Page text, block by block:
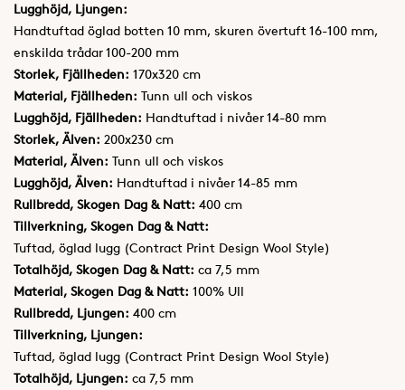
Lugghöjd, Ljungen:
Handtuftad öglad botten 10 mm, skuren övertuft 16-100 mm,
enskilda trådar 100-200 mm
Storlek, Fjällheden: 170x320 cm
Material, Fjällheden: Tunn ull och viskos
Lugghöjd, Fjällheden: Handtuftad i nivåer 14-80 mm
Storlek, Älven: 200x230 cm
Material, Älven: Tunn ull och viskos
Lugghöjd, Älven: Handtuftad i nivåer 14-85 mm
Rullbredd, Skogen Dag & Natt: 400 cm
Tillverkning, Skogen Dag & Natt:
Tuftad, öglad lugg (Contract Print Design Wool Style)
Totalhöjd, Skogen Dag & Natt: ca 7,5 mm
Material, Skogen Dag & Natt: 100% Ull
Rullbredd, Ljungen: 400 cm
Tillverkning, Ljungen:
Tuftad, öglad lugg (Contract Print Design Wool Style)
Totalhöjd, Ljungen: ca 7,5 mm